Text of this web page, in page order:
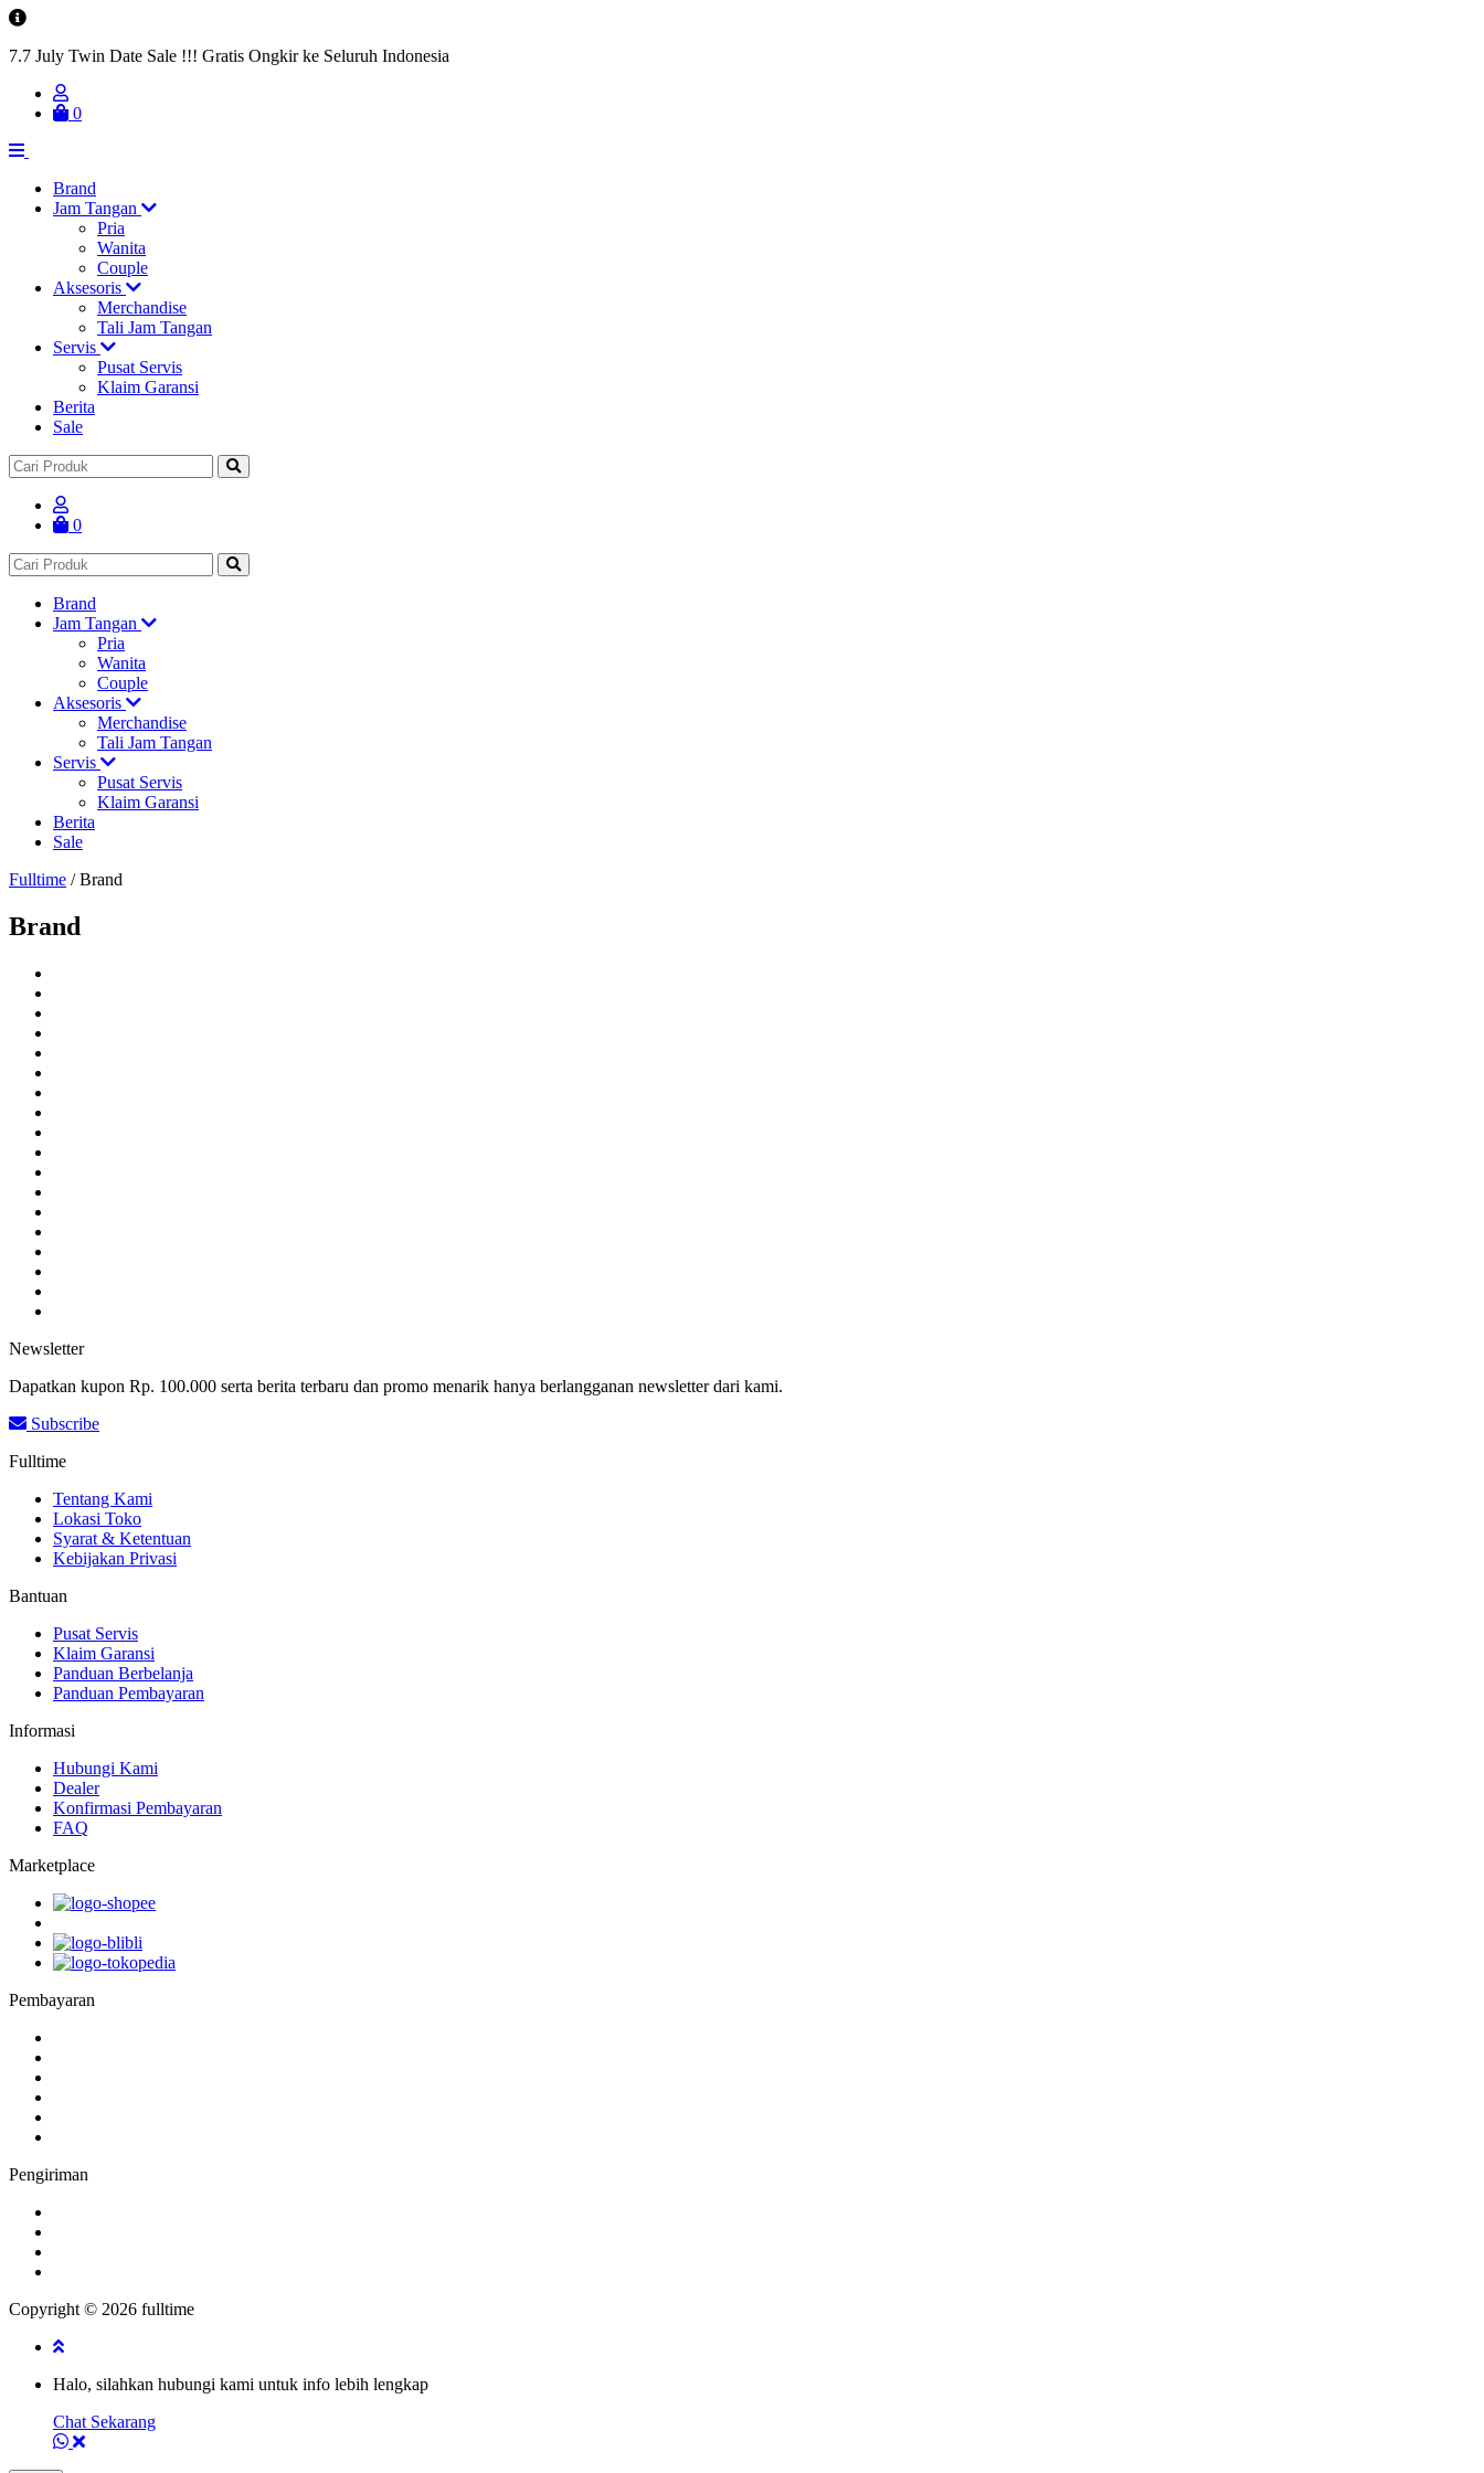
7.7 July Twin Date Sale !!! Gratis Ongkir ke Seluruh Indonesia
0
Brand
Jam Tangan
Pria
Wanita
Couple
Aksesoris
Merchandise
Tali Jam Tangan
Servis
Pusat Servis
Klaim Garansi
Berita
Sale
0
Brand
Jam Tangan
Pria
Wanita
Couple
Aksesoris
Merchandise
Tali Jam Tangan
Servis
Pusat Servis
Klaim Garansi
Berita
Sale
Fulltime /Brand
Brand
Newsletter
Dapatkan kupon Rp. 100.000 serta berita terbaru dan promo menarik hanya berlangganan newsletter dari kami.
Subscribe
Fulltime
Tentang Kami
Lokasi Toko
Syarat & Ketentuan
Kebijakan Privasi
Bantuan
Pusat Servis
Klaim Garansi
Panduan Berbelanja
Panduan Pembayaran
Informasi
Hubungi Kami
Dealer
Konfirmasi Pembayaran
FAQ
Marketplace
Pembayaran
Pengiriman
Copyright © 2026 fulltime
Halo, silahkan hubungi kami untuk info lebih lengkap
Chat Sekarang